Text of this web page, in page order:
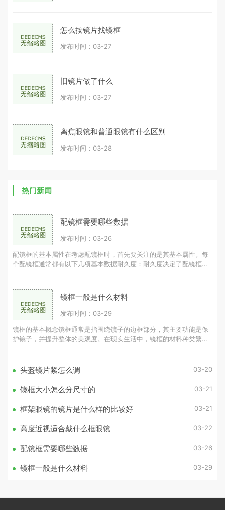
怎么按镜片找镜框
发布时间：03-27
旧镜片做了什么
发布时间：03-27
离焦眼镜和普通眼镜有什么区别
发布时间：03-28
热门新闻
配镜框需要哪些数据
发布时间：03-26
配镜框的基本属性在考虑配镜框时，首先要关注的是其基本属性。每
个配镜框通常都有以下几项基本数据耐久度：耐久度决定了配镜框的
镜框一般是什么材料
发布时间：03-29
镜框的基本概念镜框通常是指围绕镜子的边框部分，其主要功能是保
护镜子，并提升整体的美观度。在现实生活中，镜框的材料种类繁
头盔镜片紧怎么调 03-20
镜框大小怎么分尺寸的 03-21
框架眼镜的镜片是什么样的比较好 03-21
高度近视适合戴什么框眼镜 03-22
配镜框需要哪些数据 03-26
镜框一般是什么材料 03-29